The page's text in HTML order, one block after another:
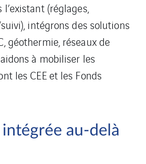
(réglages,
intégrons des solutions
géothermie, réseaux de
à mobiliser les
les CEE et les Fonds
au-delà